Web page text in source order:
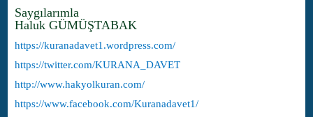
Saygılarımla
Haluk GÜMÜŞTABAK
https://kuranadavet1.wordpress.com/
https://twitter.com/KURANA_DAVET
http://www.hakyolkuran.com/
https://www.facebook.com/Kuranadavet1/